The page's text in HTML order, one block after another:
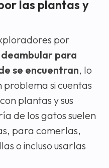
las plantas y
por
para
se encuentran, lo
si cuentas
plantas y sus
de los gatos suelen
para comerlas,
o incluso usarlas